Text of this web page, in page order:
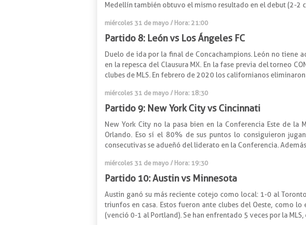
Medellín también obtuvo el mismo resultado en el debut (2-2
miércoles 31 de mayo / Hora: 21:00
Partido 8: León vs Los Ángeles FC
Duelo de ida por la final de Concachampions. León no
en la repesca del Clausura MX. En la fase previa del torneo
clubes de MLS. En febrero de 2020 los californianos
miércoles 31 de mayo / Hora: 18:30
Partido 9: New York City vs Cincinnati
New York City no la pasa bien en la Conferencia Este de
Orlando. Eso sí el 80% de sus puntos lo consiguieron
consecutivas se adueñó del liderato en la Conferencia.
miércoles 31 de mayo / Hora: 19:30
Partido 10: Austin vs Minnesota
Austin ganó su más reciente cotejo como local: 1-0 al
triunfos en casa. Estos fueron ante clubes del Oeste, como
(venció 0-1 al Portland). Se han enfrentado 5 veces por la